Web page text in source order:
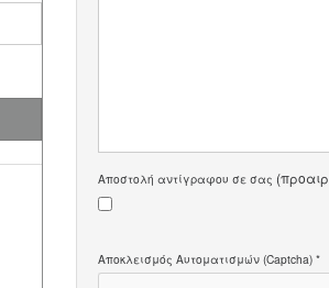
Αποστολή αντίγραφου σε σας
Αποκλεισμός Αυτοματισμών (Captcha)*